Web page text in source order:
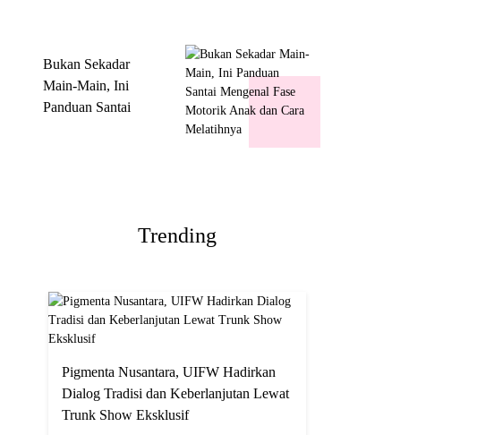
Bukan Sekadar
Main-Main, Ini
Panduan Santai
Trending
Pigmenta Nusantara, UIFW Hadirkan
Dialog Tradisi dan Keberlanjutan Lewat
Trunk Show Eksklusif